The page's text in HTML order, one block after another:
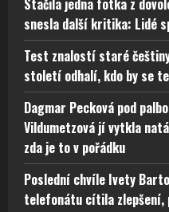
snesla další kritika: Lidé
Test znalostí staré
století odhalí, kdo by se
Dagmar Pecková pod
Vildumetzová jí vytkla
zda je to v pořádku
Poslední chvíle Ivety
telefonátu cítila